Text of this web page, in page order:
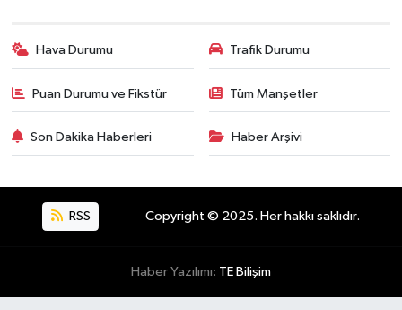
Hava Durumu Trafik Durumu
Puan Durumu ve Fikstür Tüm Manşetler
Son Dakika Haberleri Haber Arşivi
RSS Copyright © 2025. Her hakkı saklıdır.
Haber Yazılımı: TE Bilişim